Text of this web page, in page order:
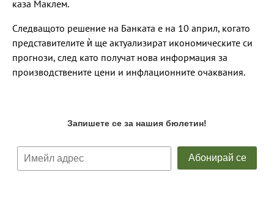
каза Маклем.
Следващото решение на Банката е на 10 април, когато
представителите ѝ ще актуализират икономическите си
прогнози, след като получат нова информация за
производствените цени и инфлационните очаквания.